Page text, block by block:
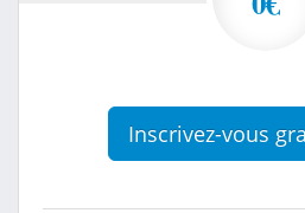
Inscrivez-vous